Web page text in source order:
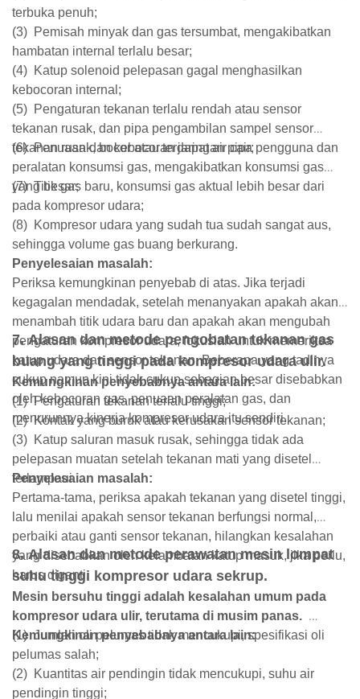
terbuka penuh;
(3) Pemisah minyak dan gas tersumbat, mengakibatkan
hambatan internal terlalu besar;
(4) Katup solenoid pelepasan gagal menghasilkan
kebocoran internal;
(5) Pengaturan tekanan terlalu rendah atau sensor
tekanan rusak, dan pipa pengambilan sampel sensor
tekanan rusak, bocor atau terdapat air cair;
(6)Penuaan dan kebocoran jaringan pipa pengguna dan
peralatan konsumsi gas, mengakibatkan konsumsi gas
yang besar;
(7)Titik gas baru, konsumsi gas aktual lebih besar dari
pada kompresor udara;
(8) Kompresor udara yang sudah tua sudah sangat aus,
sehingga volume gas buang berkurang.
Penyelesaian masalah:
Periksa kemungkinan penyebab di atas. Jika terjadi
kegagalan mendadak, setelah menanyakan apakah akan
menambah titik udara baru dan apakah akan mengubah
pengaturan kompresor udara, fokuslah untuk memeriksa
katup udara dan sensor tekanan. Beberapa yang tadinya
cukup namun kini tidak cukup sebagian besar disebabkan
oleh kebocoran gas, penuaan peralatan gas, dan
menurunnya kinerja kompresor udara itu sendiri.
7.Alasan dan metode pengobatan tekanan gas
buang yang tinggi pada kompresor udara ulir.
Kemungkinan penyebabnya antara lain:
(1)Pengaturan tekanan terlalu tinggi;
(2)Kontak yang buruk atau kerusakan sensor tekanan;
(3) Katup saluran masuk rusak, sehingga tidak ada
pelepasan muatan setelah tekanan mati yang disetel
terlampaui.
Penyelesaian masalah:
Pertama-tama, periksa apakah tekanan yang disetel tinggi,
lalu menilai apakah sensor tekanan berfungsi normal,
perbaiki atau ganti sensor tekanan, hilangkan kesalahan
yang disebabkan oleh kelambatan katup masuk, jika perlu,
harus diganti.
8. Alasan dan metode perawatan mesin lompat
suhu tinggi kompresor udara sekrup.
Mesin bersuhu tinggi adalah kesalahan umum pada
kompresor udara ulir, terutama di musim panas.
Kemungkinan penyebabnya antara lain:
(1)Jumlah oli pelumas tidak mencukupi, spesifikasi oli
pelumas salah;
(2) Kuantitas air pendingin tidak mencukupi, suhu air
pendingin tinggi;